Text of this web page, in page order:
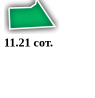
11.21 сот.